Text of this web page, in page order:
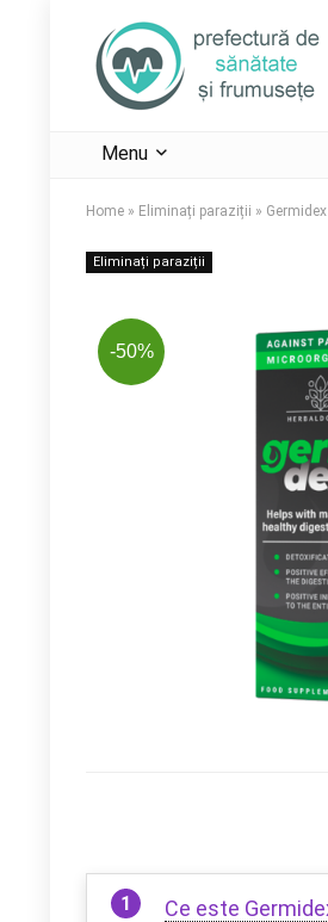
Menu
Home » Eliminați paraziții »
Eliminați paraziții
-50%
Ce este